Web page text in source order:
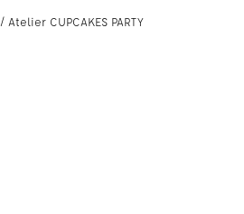
/ Atelier CUPCAKES PARTY